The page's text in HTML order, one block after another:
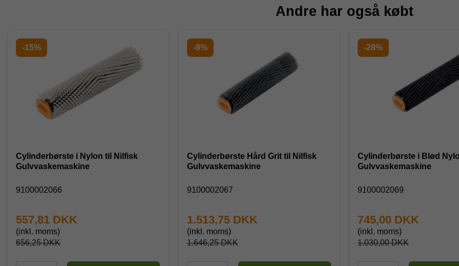
Andre har også købt
-15%
Cylinderbørste i Nylon til Nilfisk
Gulvvaskemaskine
9100002066
656,25 DKK
557,81 DKK
(inkl. moms)
-8%
Cylinderbørste Hård Grit til Nilfisk
Gulvvaskemaskine
9100002067
1.646,25 DKK
1.513,75 DKK
(inkl. moms)
-28%
Cylinderbørste i Blød
Gulvvaskemaskine
9100002069
1.030,00 DKK
745,00 DKK
(inkl. moms)